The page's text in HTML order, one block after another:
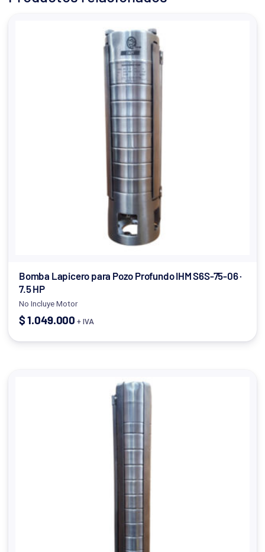
Bomba Lapicero para Pozo Profundo IHM S6S-75-06 ·
7.5 HP
No Incluye Motor
$1.049.000 + IVA